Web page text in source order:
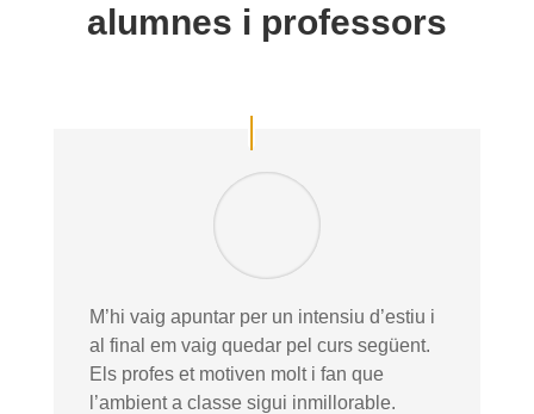
alumnes i professors
M’hi vaig apuntar per un intensiu d’estiu i
al final em vaig quedar pel curs següent.
Els profes et motiven molt i fan que
l’ambient a classe sigui inmillorable.